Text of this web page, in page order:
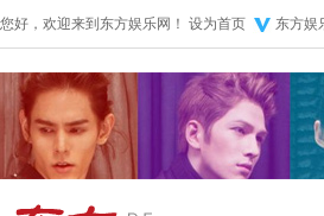
您好，欢迎来到东方娱乐网！ 设为首页 东方娱